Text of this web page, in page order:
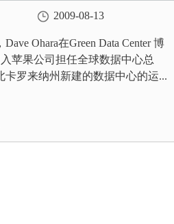
2009-08-13
Ohara在Green Data Center 博
苹果公司担任全球数据中心总
罗来纳州新建的数据中心的运...